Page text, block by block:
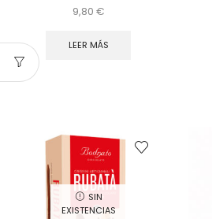
9,80 €
LEER MÁS
SIN
EXISTENCIAS